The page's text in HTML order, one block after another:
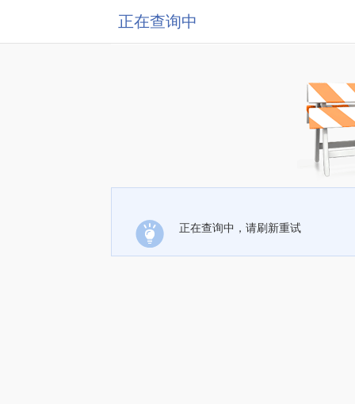
正在查询中
正在查询中，请刷新重试